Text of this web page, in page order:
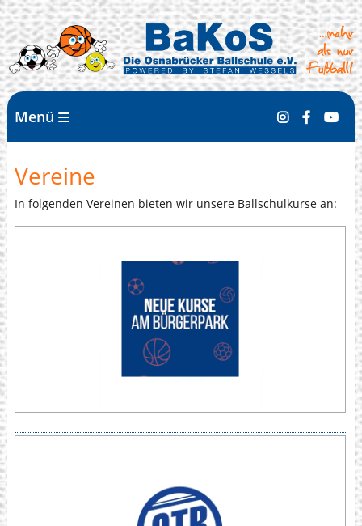
Menü
Vereine
In folgenden Vereinen bieten wir unsere Ballschulkurse an: